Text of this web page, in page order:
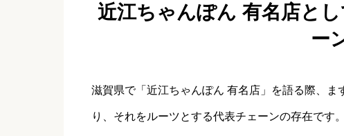
近江ちゃんぽん 有名店と
ー
滋賀県で「近江ちゃんぽん 有名店」を語る際、
り、それをルーツとする代表チェーンの存在です